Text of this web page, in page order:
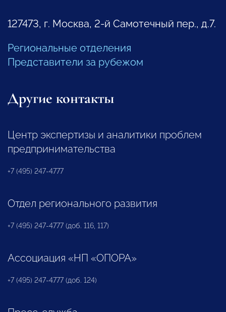
127473, г. Москва, 2-й Самотечный пер., д.7.
Региональные отделения
Представители за рубежом
Другие контакты
Центр экспертизы и аналитики проблем
предпринимательства
+7 (495) 247-4777
Отдел регионального развития
+7 (495) 247-4777 (доб. 116, 117)
Ассоциация «НП «ОПОРА»
+7 (495) 247-4777 (доб. 124)